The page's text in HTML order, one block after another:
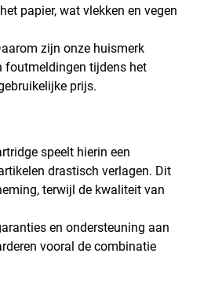
papier, wat vlekken en vegen
zijn onze huismerk
foutmeldingen tijdens het
prijs.
speelt hierin een
drastisch verlagen. Dit
terwijl de kwaliteit van
en ondersteuning aan
vooral de combinatie